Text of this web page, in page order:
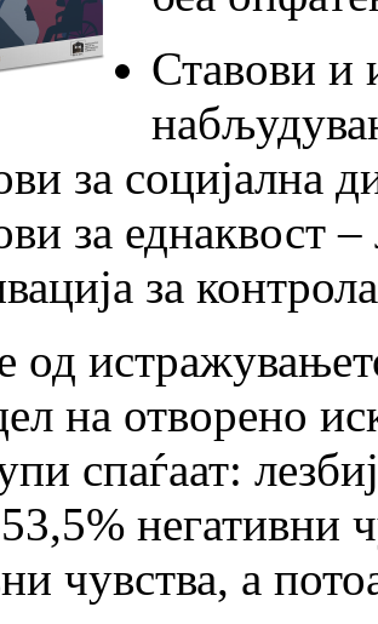
Ставови и
за социјална
за еднаквост
за
од
на отворено
спаѓаат:
негативни
чувства, а